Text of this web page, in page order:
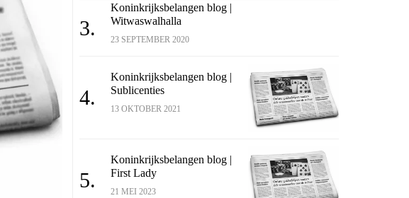
3.
Koninkrijksbelangen blog |
Witwaswalhalla
23 SEPTEMBER 2020
4.
Koninkrijksbelangen blog |
Sublicenties
13 OKTOBER 2021
5.
Koninkrijksbelangen blog |
First Lady
21 MEI 2023